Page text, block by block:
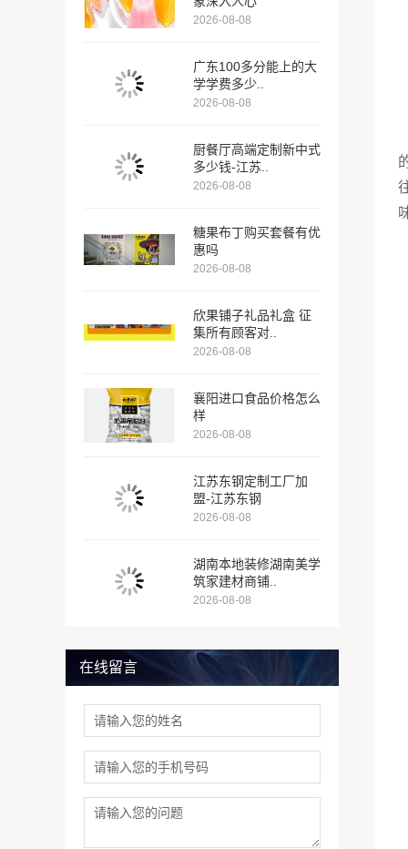
2026-08-08
广东100多分能上的大
学学费多少..
2026-08-08
厨餐厅高端定制新中式
多少钱-江苏..
2026-08-08
糖果布丁购买套餐有优
惠吗
2026-08-08
欣果铺子礼品礼盒 征
集所有顾客对..
2026-08-08
襄阳进口食品价格怎么
样
2026-08-08
江苏东钢定制工厂加
盟-江苏东钢
2026-08-08
湖南本地装修湖南美学
筑家建材商铺..
2026-08-08
在线留言